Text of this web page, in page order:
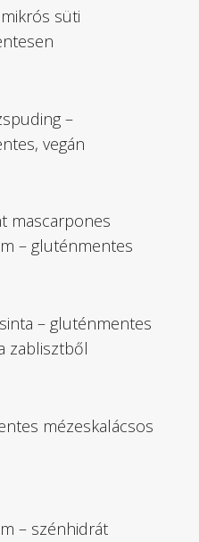
süti
–
vegán
mascarpones
– gluténmentes
– gluténmentes
zablisztből
mézeskalácsos
– szénhidrát